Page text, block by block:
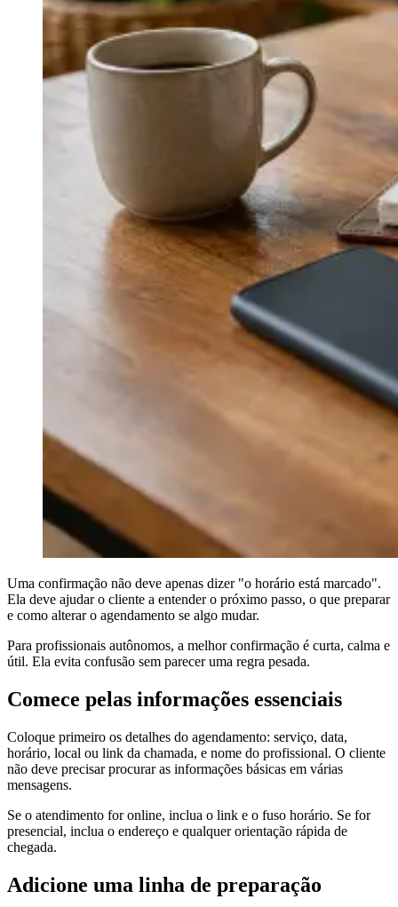
Uma confirmação não deve apenas dizer "o horário está marcado".
Ela deve ajudar o cliente a entender o próximo passo, o que preparar
e como alterar o agendamento se algo mudar.
Para profissionais autônomos, a melhor confirmação é curta, calma e
útil. Ela evita confusão sem parecer uma regra pesada.
Comece pelas informações essenciais
Coloque primeiro os detalhes do agendamento: serviço, data,
horário, local ou link da chamada, e nome do profissional. O cliente
não deve precisar procurar as informações básicas em várias
mensagens.
Se o atendimento for online, inclua o link e o fuso horário. Se for
presencial, inclua o endereço e qualquer orientação rápida de
chegada.
Adicione uma linha de preparação